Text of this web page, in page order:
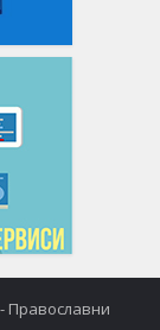
Православни